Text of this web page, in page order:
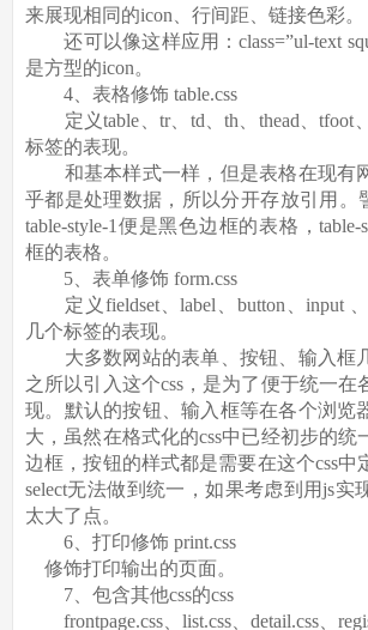
来展现相同的icon、行间距、链接色彩。
还可以像这样应用：class=”ul-text
是方型的icon。
4、表格修饰 table.css
定义table、tr、td、th、thead、tfoot
标签的表现。
和基本样式一样，但是表格在现有
乎都是处理数据，所以分开存放引用。
table-style-1便是黑色边框的表格，table-
框的表格。
5、表单修饰 form.css
定义fieldset、label、button、input 、
几个标签的表现。
大多数网站的表单、按钮、输入框几
之所以引入这个css，是为了便于统一在
现。默认的按钮、输入框等在各个浏览
大，虽然在格式化的css中已经初步的统
边框，按钮的样式都是需要在这个css中
select无法做到统一，如果考虑到用js实
太大了点。
6、打印修饰 print.css
修饰打印输出的页面。
7、包含其他css的css
frontpage.css、list.css、detail.css、